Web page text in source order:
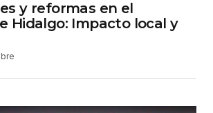
y reformas en el
Hidalgo: Impacto local y